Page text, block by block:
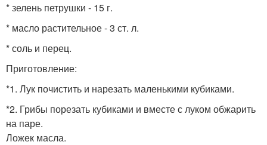
* зелень петрушки - 15 г.
* масло растительное - 3 ст. л.
* соль и перец.
Приготовление:
*1. Лук почистить и нарезать маленькими кубиками.
*2. Грибы порезать кубиками и вместе с луком обжарить
на паре.
Ложек масла.